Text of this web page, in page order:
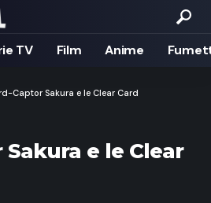
TV Film Anime
Captor Sakura e le Clear Card
e le Clear